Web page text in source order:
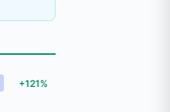
+121%